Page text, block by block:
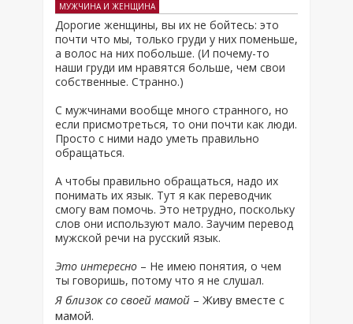
МУЖЧИНА И ЖЕНЩИНА
Дорогие женщины, вы их не бойтесь: это
почти что мы, только груди у них поменьше,
а волос на них побольше. (И почему-то
наши груди им нравятся больше, чем свои
собственные. Странно.)
С мужчинами вообще много странного, но
если присмотреться, то они почти как люди.
Просто с ними надо уметь правильно
обращаться.
А чтобы правильно обращаться, надо их
понимать их язык. Тут я как переводчик
смогу вам помочь. Это нетрудно, поскольку
слов они используют мало. Заучим перевод
мужской речи на русский язык.
Это интересно – Не имею понятия, о чем
ты говоришь, потому что я не слушал.
Я близок со своей мамой – Живу вместе с
мамой.